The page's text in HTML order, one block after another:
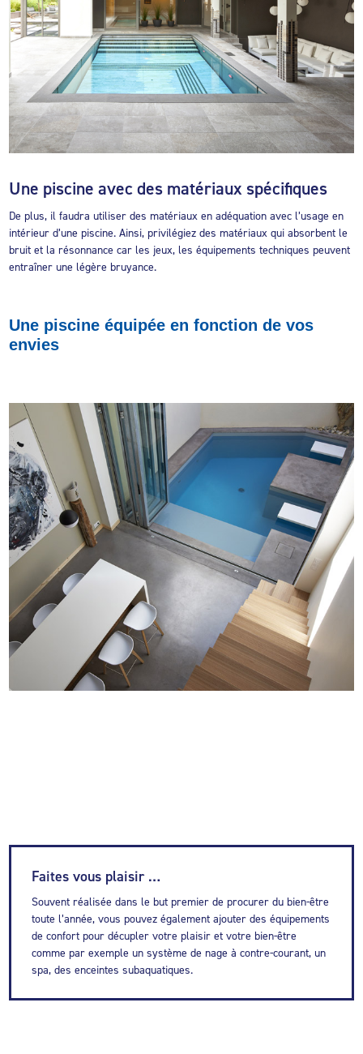
Une piscine avec des matériaux spécifiques
De plus, il faudra utiliser des matériaux en adéquation avec l’usage en
intérieur d’une piscine. Ainsi, privilégiez des matériaux qui absorbent le
bruit et la résonnance car les jeux, les équipements techniques peuvent
entraîner une légère bruyance.
Une piscine équipée en fonction de vos
envies
Faites vous plaisir …
Souvent réalisée dans le but premier de procurer du bien-être
toute l’année, vous pouvez également ajouter des équipements
de confort pour décupler votre plaisir et votre bien-être
comme par exemple un système de nage à contre-courant, un
spa, des enceintes subaquatiques.